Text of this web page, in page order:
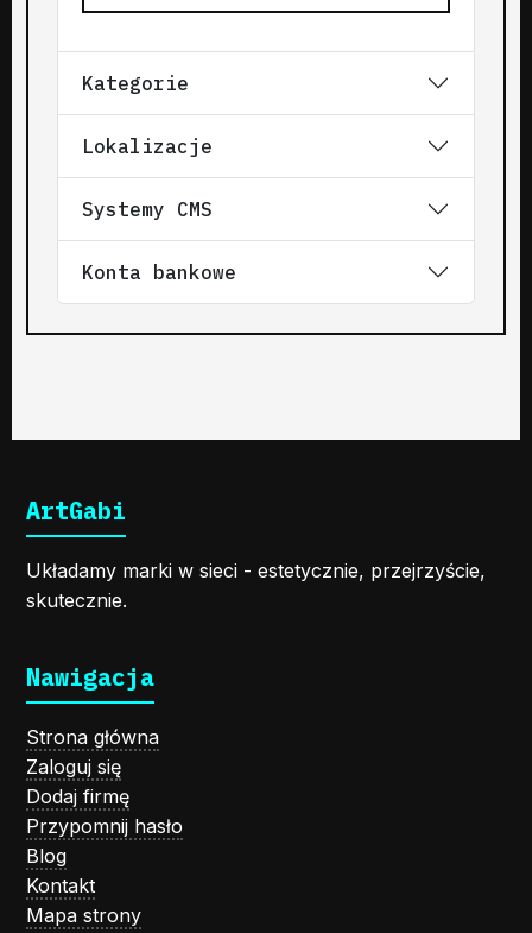
Kategorie
Lokalizacje
Systemy CMS
Konta bankowe
ArtGabi
Układamy marki w sieci - estetycznie, przejrzyście,
skutecznie.
Nawigacja
Strona główna
Zaloguj się
Dodaj firmę
Przypomnij hasło
Blog
Kontakt
Mapa strony